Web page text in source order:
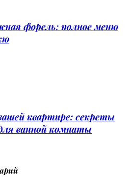
форель: полное меню
квартире: секреты
ванной комнаты